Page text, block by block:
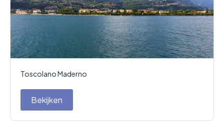
Toscolano Maderno
Bekijken